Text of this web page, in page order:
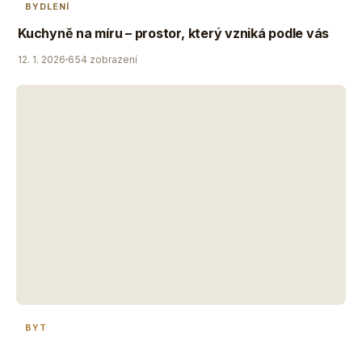
BYDLENÍ
Kuchyně na míru – prostor, který vzniká podle vás
12. 1. 2026 654 zobrazení
BYT